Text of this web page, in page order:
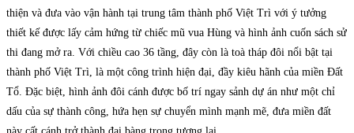
thiện và đưa vào vận hành tại trung tâm thành phố Việt Trì với ý tưởng
thiết kế được lấy cảm hứng từ chiếc mũ vua Hùng và hình ảnh cuốn sách sử
thi đang mở ra. Với chiều cao 36 tầng, đây còn là toà tháp đôi nổi bật tại
thành phố Việt Trì, là một công trình hiện đại, đầy kiêu hãnh của miền Đất
Tổ. Đặc biệt, hình ảnh đôi cánh được bố trí ngay sảnh dự án như một chỉ
dấu của sự thành công, hứa hẹn sự chuyển mình mạnh mẽ, đưa miền đất